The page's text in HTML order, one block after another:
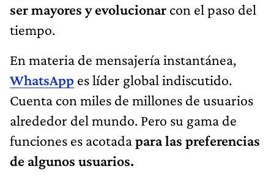
ser mayores y evolucionar con el paso del
tiempo.
En materia de mensajería instantánea,
WhatsApp es líder global indiscutido.
Cuenta con miles de millones de usuarios
alrededor del mundo. Pero su gama de
funciones es acotadapara las preferencias
de algunos usuarios.